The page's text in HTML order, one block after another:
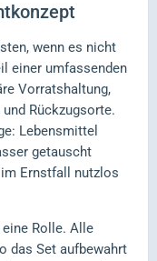
wenn es nicht
einer umfassenden
Vorratshaltung,
Rückzugsorte.
Lebensmittel
getauscht
Ernstfall nutzlos
Rolle. Alle
das Set aufbewahrt